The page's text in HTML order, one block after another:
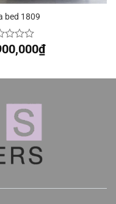
bed 1809
₫